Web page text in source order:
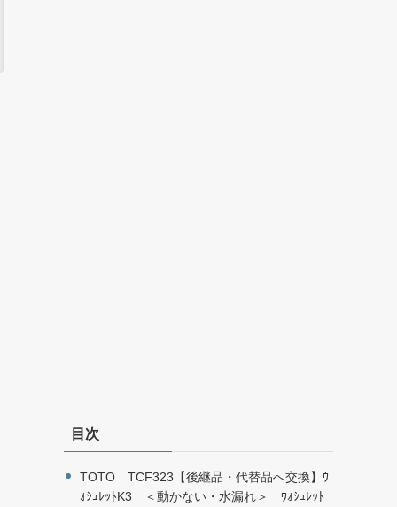
目次
TOTO TCF323【後継品・代替品へ交換】ｳ
ｫｼｭﾚｯﾄK3 ＜動かない・水漏れ＞ ｳｫｼｭﾚｯﾄ